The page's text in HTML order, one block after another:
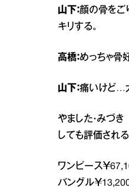
山下：顔の骨をご
キリする。
高橋：めっちゃ骨
山下：痛いけど…
やました・みづ
しても評価され
ワンピース￥
バングル￥13,200